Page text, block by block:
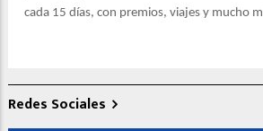
cada 15 días, con premios, viajes y mucho
Redes Sociales